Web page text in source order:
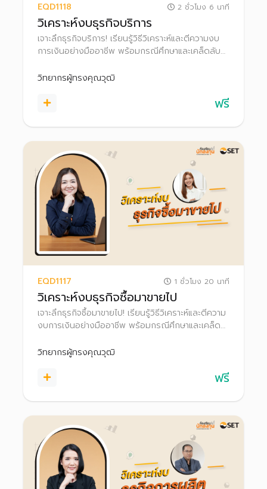
EQD1118 2 ชั่วโมง 6 นาที
วิเคราะห์งบธุรกิจบริการ
เจาะลึกธุรกิจบริการ! เรียนรู้วิธีวิเคราะห์และตีความงบ
การเงินอย่างมืออาชีพ พร้อมกรณีศึกษาและเคล็ดลับ
ทุกการตัดสินใจลงทุนในธุรกิจบริการ
วิทยากรผู้ทรงคุณวุฒิ
ฟรี
EQD1117 1 ชั่วโมง 20 นาที
วิเคราะห์งบธุรกิจซื้อมาขายไป
เจาะลึกธุรกิจซื้อมาขายไป! เรียนรู้วิธีวิเคราะห์และตีความ
งบการเงินอย่างมืออาชีพ พร้อมกรณีศึกษาและเคล็ด
ในทุกการตัดสินใจลงทุนในธุรกิจซื้อมาขายไป
วิทยากรผู้ทรงคุณวุฒิ
ฟรี